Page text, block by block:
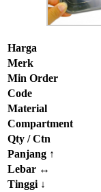
Harga
Merk
Min Order
Code
Material
Compartment
Qty / Ctn
Panjang ↑
Lebar ↔
Tinggi ↓